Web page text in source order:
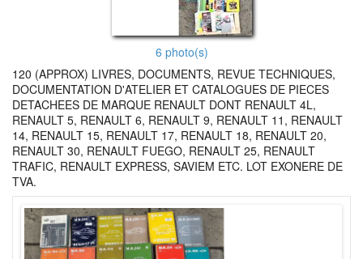
6 photo(s)
120 (APPROX) LIVRES, DOCUMENTS, REVUE TECHNIQUES,
DOCUMENTATION D'ATELIER ET CATALOGUES DE PIECES
DETACHEES DE MARQUE RENAULT DONT RENAULT 4L,
RENAULT 5, RENAULT 6, RENAULT 9, RENAULT 11, RENAULT
14, RENAULT 15, RENAULT 17, RENAULT 18, RENAULT 20,
RENAULT 30, RENAULT FUEGO, RENAULT 25, RENAULT
TRAFIC, RENAULT EXPRESS, SAVIEM ETC. LOT EXONERE DE
TVA.